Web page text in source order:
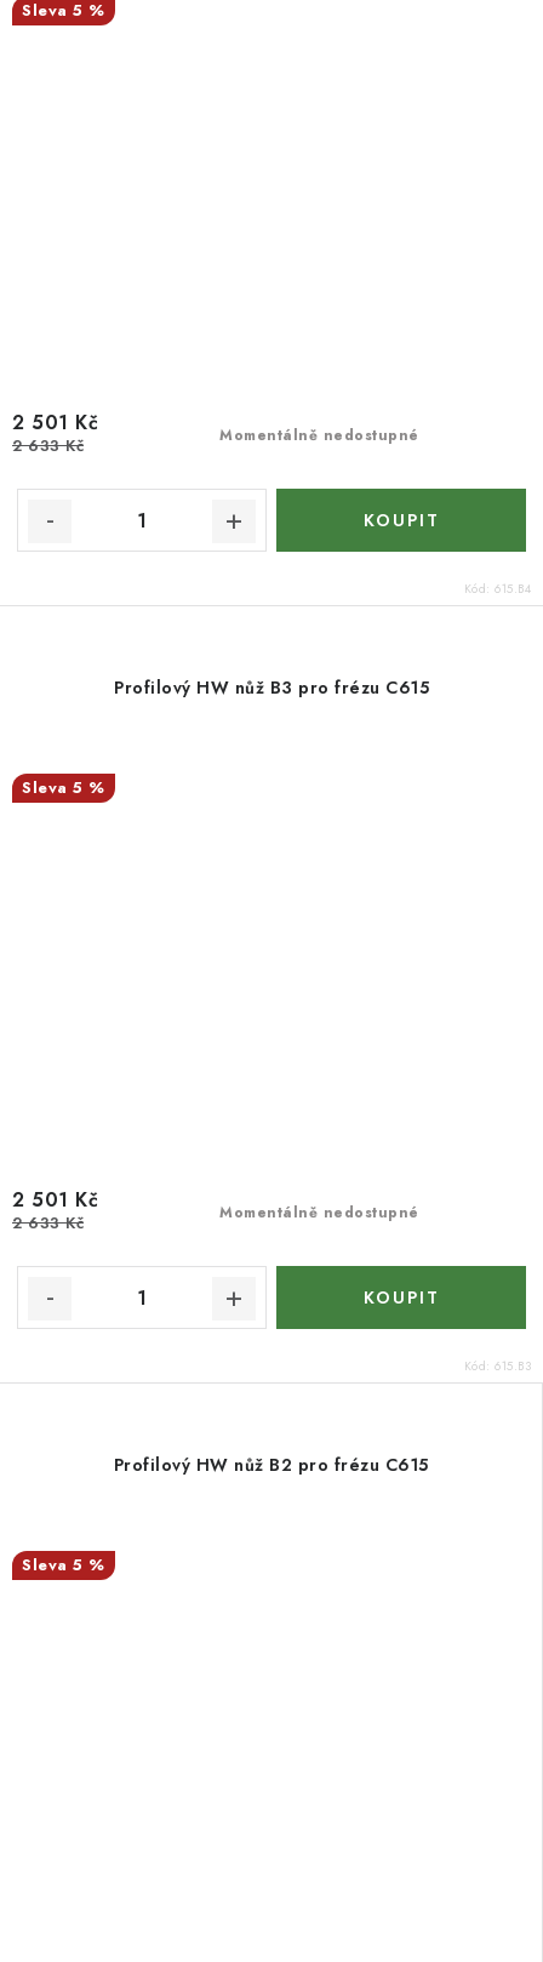
5 %
Momentálně nedostupné
2 501 Kč
2 633 Kč
Kód: 615.B4
Profilový HW nůž B3 pro frézu C615
5 %
Momentálně nedostupné
2 501 Kč
2 633 Kč
Kód: 615.B3
Profilový HW nůž B2 pro frézu C615
5 %